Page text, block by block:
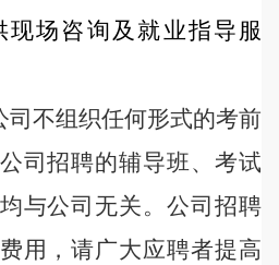
现场咨询及就业指导服
司不组织任何形式的考前
司招聘的辅导班、考试
与公司无关。公司招聘
用，请广大应聘者提高